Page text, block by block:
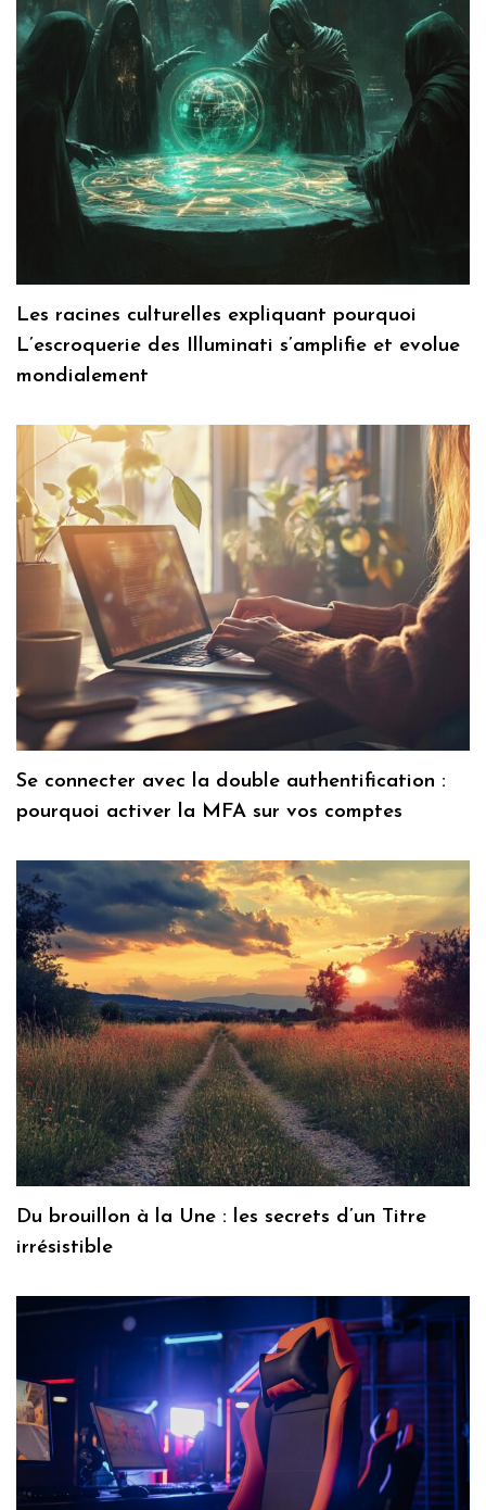
Les racines culturelles expliquant pourquoi
L’escroquerie des Illuminati s’amplifie et evolue
mondialement
Se connecter avec la double authentification :
pourquoi activer la MFA sur vos comptes
Du brouillon à la Une : les secrets d’un Titre
irrésistible